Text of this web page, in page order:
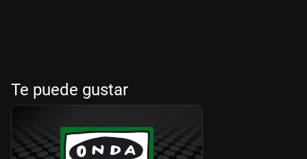
Te puede gustar